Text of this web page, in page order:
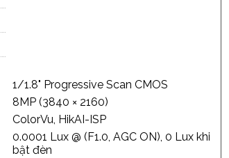
1/1.8" Progressive Scan CMOS
8MP (3840 × 2160)
ColorVu, HikAI-ISP
0.0001 Lux @ (F1.0, AGC ON), 0 Lux khi
bật đèn